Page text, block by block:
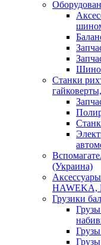
Станки
(Украина)
HAWEKA,
Грузики